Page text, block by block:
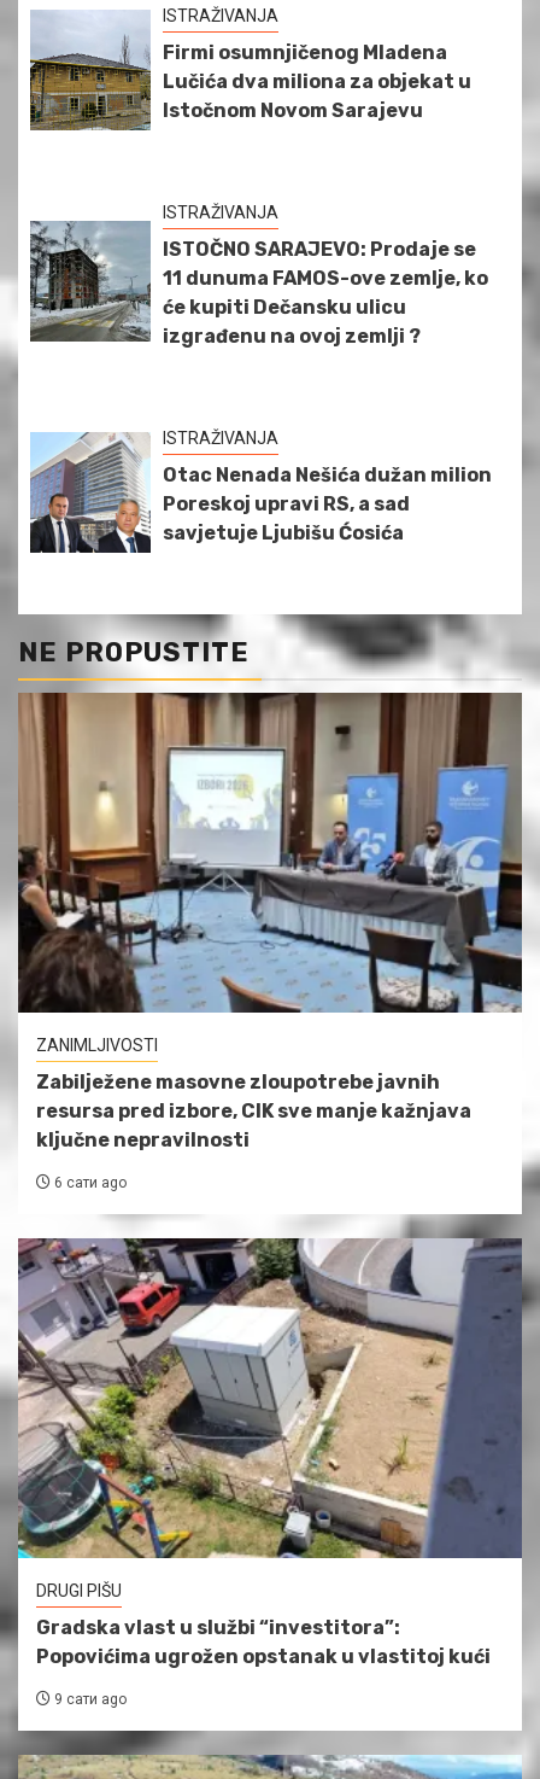
ISTRAŽIVANJA
Firmi osumnjičenog Mladena
Lučića dva miliona za objekat u
Istočnom Novom Sarajevu
ISTRAŽIVANJA
ISTOČNO SARAJEVO: Prodaje se
11 dunuma FAMOS-ove zemlje, ko
će kupiti Dečansku ulicu
izgrađenu na ovoj zemlji ?
ISTRAŽIVANJA
Otac Nenada Nešića dužan milion
Poreskoj upravi RS, a sad
savjetuje Ljubišu Ćosića
NE PROPUSTITE
ZANIMLJIVOSTI
Zabilježene masovne zloupotrebe javnih
resursa pred izbore, CIK sve manje kažnjava
ključne nepravilnosti
6 сати ago
DRUGI PIŠU
Gradska vlast u službi “investitora”:
Popovićima ugrožen opstanak u vlastitoj kući
9 сати ago